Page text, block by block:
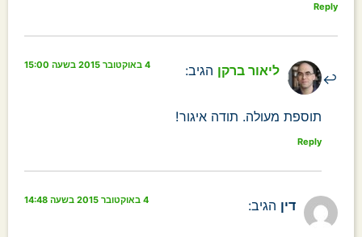
Reply
ליאור ברקן הגיב: 4 באוקטובר 2015 בשעה 15:00
תוספת מעולה. תודה איגור!
Reply
דין הגיב: 4 באוקטובר 2015 בשעה 14:48